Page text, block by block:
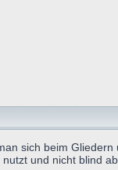
sich beim
und nicht blind